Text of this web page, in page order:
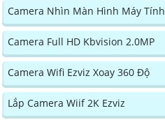
Camera Nhìn Màn Hình Máy Tính
Camera Full HD Kbvision 2.0MP
Camera Wifi Ezviz Xoay 360 Độ
Lắp Camera Wiif 2K Ezviz